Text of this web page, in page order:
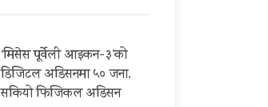
‘मिसेस पूर्वेली आइकन-३’को
डिजिटल अडिसनमा ५० जना,
सकियो फिजिकल अडिसन